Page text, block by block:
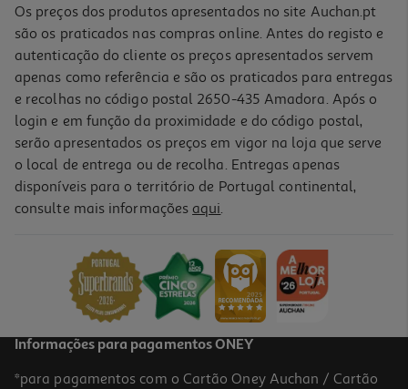
Tira Nodóas Spray Neoblanc 700 Ml
Os preços dos produtos apresentados no site Auchan.pt
são os praticados nas compras online. Antes do registo e
autenticação do cliente os preços apresentados servem
apenas como referência e são os praticados para entregas
e recolhas no código postal 2650-435 Amadora. Após o
login e em função da proximidade e do código postal,
serão apresentados os preços em vigor na loja que serve
o local de entrega ou de recolha. Entregas apenas
disponíveis para o território de Portugal continental,
consulte mais informações aqui.
Informações para pagamentos ONEY
*para pagamentos com o Cartão Oney Auchan / Cartão